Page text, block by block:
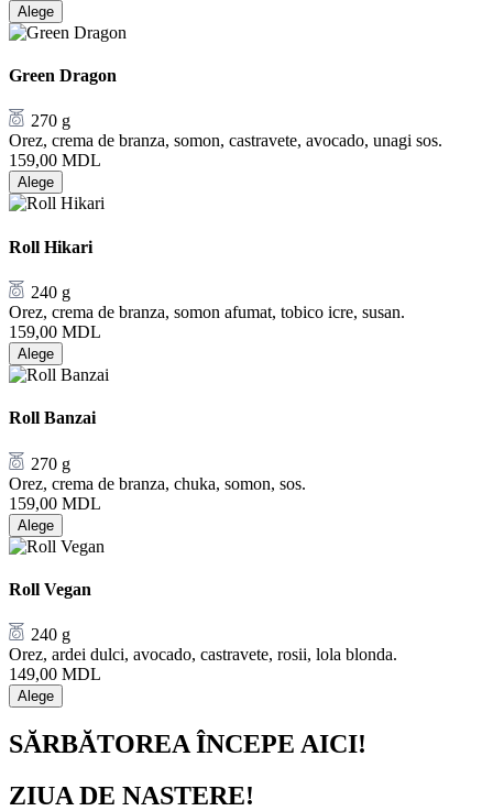
Alege
Green Dragon
270 g
Orez, crema de branza, somon, castravete, avocado, unagi sos.
159,00 MDL
Alege
Roll Hikari
240 g
Orez, crema de branza, somon afumat, tobico icre, susan.
159,00 MDL
Alege
Roll Banzai
270 g
Orez, crema de branza, chuka, somon, sos.
159,00 MDL
Alege
Roll Vegan
240 g
Orez, ardei dulci, avocado, castravete, rosii, lola blonda.
149,00 MDL
Alege
SĂRBĂTOREA ÎNCEPE AICI!
ZIUA DE NASTERE!